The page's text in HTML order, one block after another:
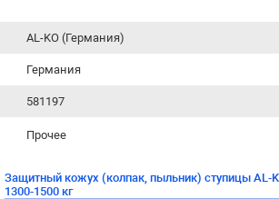
AL-KO (Германия)
Германия
581197
Прочее
Защитный кожух (колпак, пыльник) ступицы AL-
1300-1500 кг